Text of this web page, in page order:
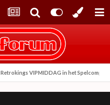
Retrokings VIPMIDDAG in het